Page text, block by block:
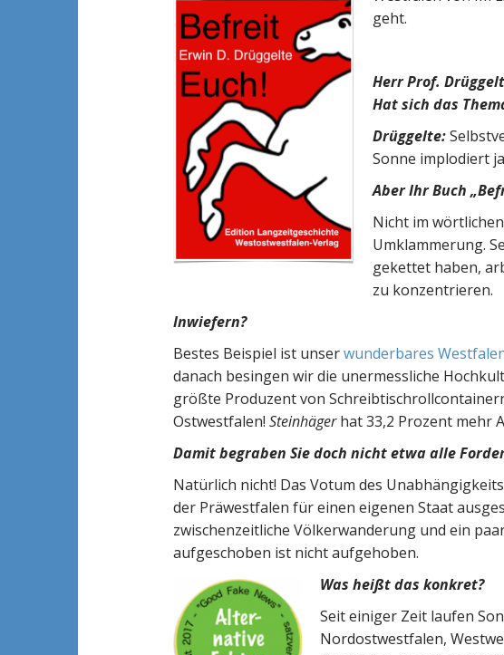
geht.
Herr Prof.
Hat sich das
Drüggelte:
Sonne implodiert
Aber Ihr Buch
Nicht im
Umklammerung.
gekettet haben,
zu konzentrieren.
Inwiefern?
Bestes Beispiel ist unserwunderbares
danach besingen wir die unermessliche
größte Produzent von
Ostwestfalen! Steinhägerhat 33,2 Prozent mehr
Damit begraben Sie doch nicht etwa alle
Natürlich nicht! Das Votum des
der Präwestfalen für einen eigenen Staat
zwischenzeitliche Völkerwanderung und ein
aufgeschoben ist nicht aufgehoben.
Was heißt das konkret?
Seit einiger Zeit laufen
Nordostwestfalen,